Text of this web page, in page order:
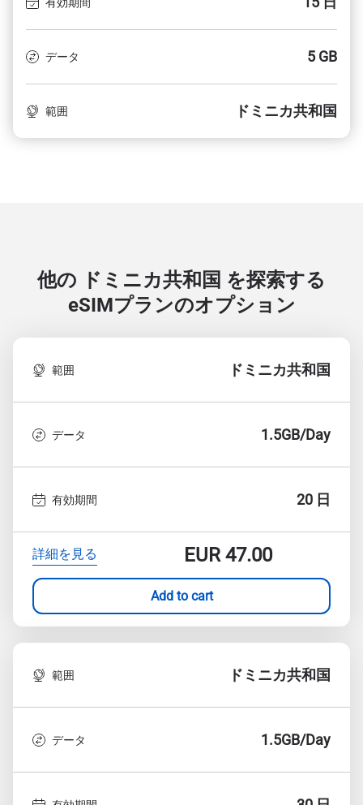
データ 5 GB
範囲 ドミニカ共和国
他の ドミニカ共和国 を探索する
eSIMプランのオプション
範囲 ドミニカ共和国
データ 1.5GB/Day
有効期間 20 日
詳細を見る EUR47.00
Add to cart
範囲 ドミニカ共和国
データ 1.5GB/Day